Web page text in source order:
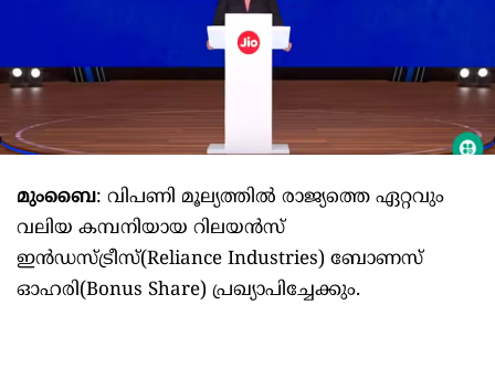
മുംബൈ: വിപണി മൂല്യത്തിൽ രാജ്യത്തെ ഏറ്റവും
വലിയ കമ്പനിയായ റിലയൻസ്
ഇൻഡസ്ട്രീസ്(Reliance Industries) ബോണസ്
ഓഹരി(Bonus Share) പ്രഖ്യാപിച്ചേക്കും.